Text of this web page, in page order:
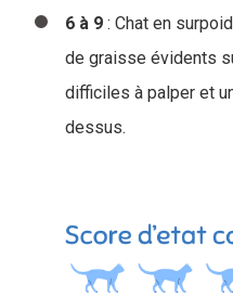
6 à 9 : Chat en
de graisse évidents
difficiles à palper et
dessus.